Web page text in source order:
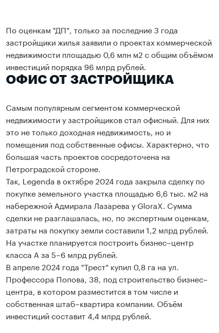
По оценкам "ДП", только за последние 3 года
застройщики жилья заявили о проектах коммерческой
недвижимости площадью 0,6 млн м2 с общим объёмом
инвестиций порядка 96 млрд рублей.
ОФИС ОТ ЗАСТРОЙЩИКА
Самым популярным сегментом коммерческой
недвижимости у застройщиков стал офисный. Для них
это не только доходная недвижимость, но и
помещения под собственные офисы. Характерно, что
большая часть проектов сосредоточена на
Петроградской стороне.
Так, Legenda в октябре 2024 года закрыла сделку по
покупке земельного участка площадью 6,6 тыс. м2 на
набережной Адмирала Лазарева у GloraX. Сумма
сделки не разглашалась, но, по экспертным оценкам,
затраты на покупку земли составили 1,2 млрд рублей.
На участке планируется построить бизнес–центр
класса А за 5–6 млрд рублей.
В апреле 2024 года "Трест" купил 0,8 га на ул.
Профессора Попова, 38, под строительство бизнес–
центра, в котором разместится в том числе и
собственная штаб–квартира компании. Объём
инвестиций составит 4,4 млрд рублей.